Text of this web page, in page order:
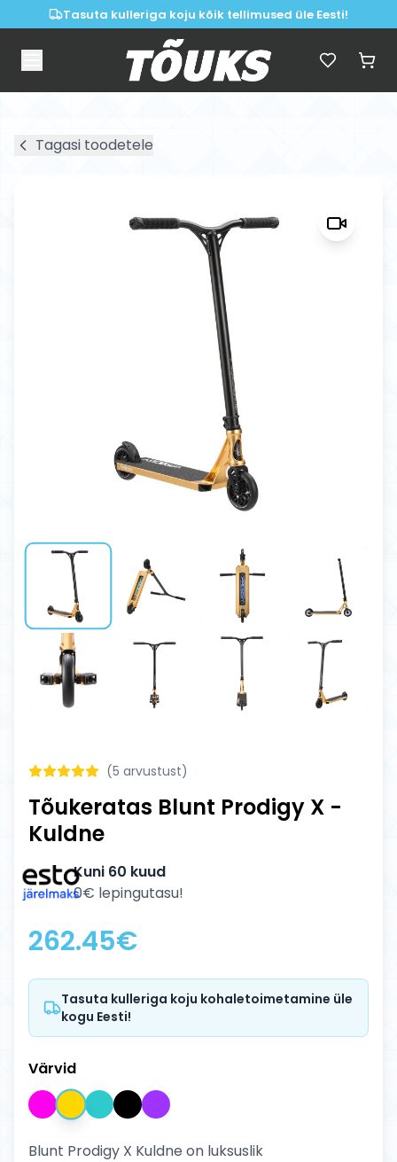
Tasuta kulleriga koju kõik tellimused üle Eesti!
Tagasi toodetele
(5 arvustust)
Tõukeratas Blunt Prodigy X -
Kuldne
Kuni 60 kuud
0€ lepingutasu!
262.45€
Tasuta kulleriga koju kohaletoimetamine üle
kogu Eesti!
Värvid
Blunt Prodigy X Kuldne on luksuslik